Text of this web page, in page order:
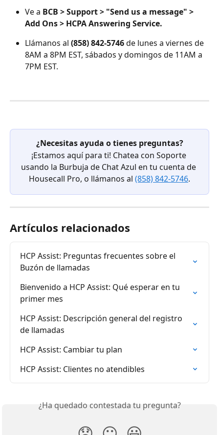
Ve a BCB > Support > "Send us a message" >
Add Ons > HCPA Answering Service.
Llámanos al (858) 842-5746 de lunes a viernes de
8AM a 8PM EST, sábados y domingos de 11AM a
7PM EST.
¿Necesitas ayuda o tienes preguntas?
¡Estamos aquí para ti! Chatea con Soporte
usando la Burbuja de Chat Azul en tu cuenta de
Housecall Pro, o llámanos al (858) 842-5746.
Artículos relacionados
HCP Assist: Preguntas frecuentes sobre el
Buzón de llamadas
Bienvenido a HCP Assist: Qué esperar en tu
primer mes
HCP Assist: Descripción general del registro
de llamadas
HCP Assist: Cambiar tu plan
HCP Assist: Clientes no atendibles
¿Ha quedado contestada tu pregunta?